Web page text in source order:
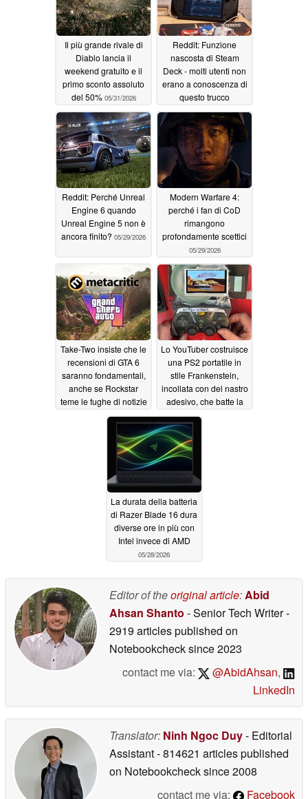
Il più grande rivale di
Diablo lancia il
weekend gratuito e il
primo sconto assoluto
del 50% 05/31/2026
Reddit: Funzione
nascosta di Steam
Deck - molti utenti non
erano a conoscenza di
questo trucco
Bluetooth05/30/2026
Reddit: Perché Unreal
Engine 6 quando
Unreal Engine 5 non è
ancora finito? 05/29/2026
Modern Warfare 4:
perché i fan di CoD
rimangono
profondamente scettici
05/29/2026
Take-Two insiste che le
recensioni di GTA 6
saranno fondamentali,
anche se Rockstar
teme le fughe di notizie
05/29/2026
Lo YouTuber costruisce
una PS2 portatile in
stile Frankenstein,
incollata con del nastro
adesivo, che batte la
durata della batteria di
Steam Deck
La durata della batteria
di Razer Blade 16 dura
diverse ore in più con
Intel invece di AMD
05/28/2026
Editor of theoriginal article:Abid
Ahsan Shanto - Senior Tech Writer-
2919 articles published on
Notebookchecksince 2023
contact me via:
@AbidAhsan,
LinkedIn
Translator: Ninh Ngoc Duy- Editorial
Assistant- 814621 articles published
on Notebookchecksince 2008
contact me via:
Facebook